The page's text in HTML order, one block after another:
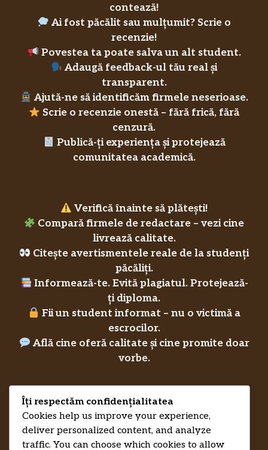
contează!
Ai fost păcălit sau mulțumit? Scrie o
recenzie!
Povestea ta poate salva un alt student.
Adaugă feedback-ul tău real și
transparent.
Ajută-ne să identificăm firmele neserioase.
Scrie o recenzie onestă – fără frică, fără
cenzură.
Publică-ți experiența și protejează
comunitatea academică.
Verifică înainte să plătești!
Compară firmele de redactare – vezi cine
livrează calitate.
Citește avertismentele reale de la studenți
păcăliți.
Informează-te. Evită plagiatul. Protejează-
ți diploma.
Fii un student informat – nu o victimă a
escrocilor.
Află cine oferă calitate și cine promite doar
vorbe.
RecenziiLucrareLicenta.euCreditsPrivacy Policy
Îți respectăm confidențialitatea
Cookies help us improve your experience,
deliver personalized content, and analyze
traffic. You can choose which cookies to allow